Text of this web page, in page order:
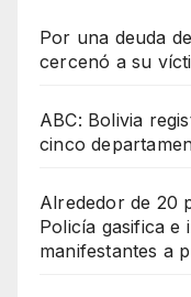
Por una deuda
cercenó a su
ABC: Bolivia
cinco
Alrededor de 20
Policía gasifica e
manifestantes a